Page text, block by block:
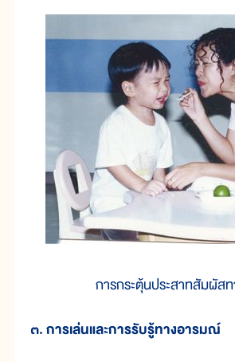
การกระตุ้นประสาทสัมผัส
๓. การเล่นและการรับรู้ทางอารมณ์